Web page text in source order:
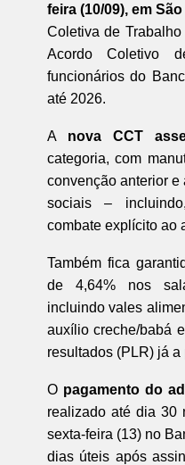
feira (10/09), em
Coletiva de
Acordo Coletivo
funcionários do
até 2026.
A nova CCT
categoria, com
convenção anterior
sociais –
combate explícito ao
Também fica
de 4,64% nos
incluindo vales
auxílio creche/babá
resultados (PLR) já a
O pagamento do
realizado até dia 30
sexta-feira (13) no
dias úteis após